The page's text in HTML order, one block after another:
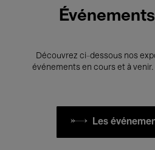
Découvrez ci-dessous nos
événements en cours et à venir.
Les